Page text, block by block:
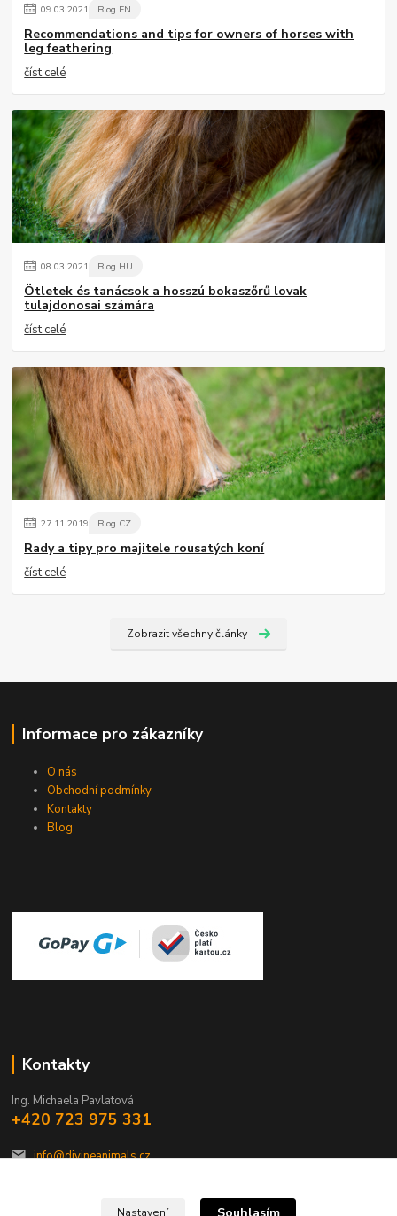
09.03.2021 Blog EN
Recommendations and tips for owners of horses with
leg feathering
číst celé
08.03.2021 Blog HU
Ötletek és tanácsok a hosszú bokaszőrű lovak
tulajdonosai számára
číst celé
27.11.2019 Blog CZ
Rady a tipy pro majitele rousatých koní
číst celé
Zobrazit všechny články
Informace pro zákazníky
O nás
Obchodní podmínky
Kontakty
Blog
Kontakty
Ing. Michaela Pavlatová
+420 723 975 331
info@divineanimals.cz
Nastavení